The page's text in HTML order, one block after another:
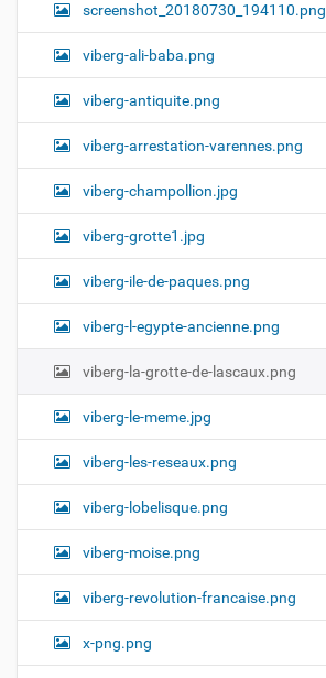
screenshot_20180730_194110.png
viberg-ali-baba.png
viberg-antiquite.png
viberg-arrestation-varennes.png
viberg-champollion.jpg
viberg-grotte1.jpg
viberg-ile-de-paques.png
viberg-l-egypte-ancienne.png
viberg-la-grotte-de-lascaux.png
viberg-le-meme.jpg
viberg-les-reseaux.png
viberg-lobelisque.png
viberg-moise.png
viberg-revolution-francaise.png
x-png.png